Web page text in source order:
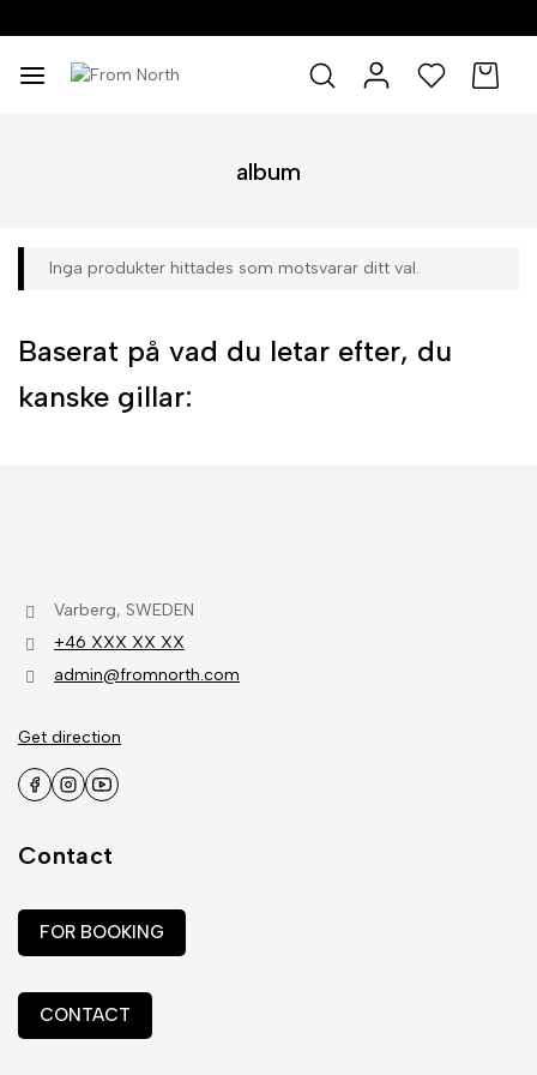
album
Inga produkter hittades som motsvarar ditt val.
Baserat på vad du letar efter, du
kanske gillar:
Varberg, SWEDEN
+46 XXX XX XX
admin@fromnorth.com
Get direction
Contact
FOR BOOKING
CONTACT